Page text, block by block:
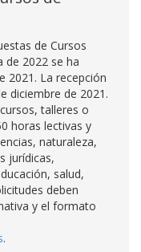
de Cursos
de 2022 se ha
2021. La recepción
diciembre de 2021.
talleres o
horas lectivas y
naturaleza,
jurídicas,
salud,
deben
y el formato
.